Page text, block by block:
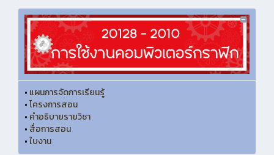
• แผนการจัดการเรียนรู้
•โครงการสอน
• คำอธิบายรายวิชา
• สื่อการสอน
•ใบงาน